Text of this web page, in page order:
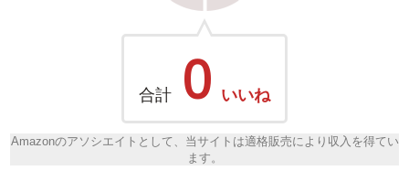
合計 0 いいね
Amazonのアソシエイトとして、当サイトは適格販売により収入を得てい
ます。